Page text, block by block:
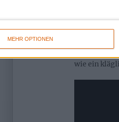
MEHR OPTIONEN
und
ein anderes
wie ein